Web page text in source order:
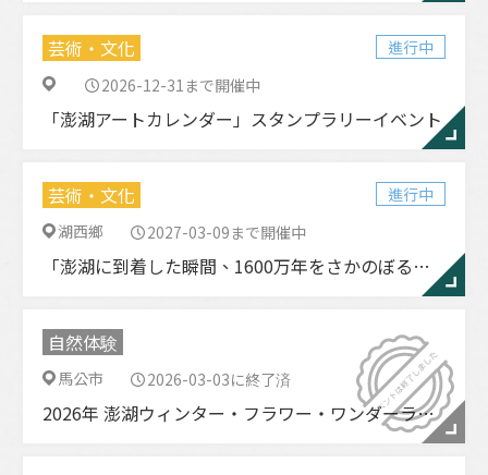
芸術・文化
進行中
2026-12-31まで開催中
「澎湖アートカレンダー」スタンプラリーイベント
芸術・文化
進行中
湖西鄉
2027-03-09まで開催中
「澎湖に到着した瞬間、1600万年をさかのぼる旅へ」— 潘氏澎湖ワニ化石レプリカ、澎湖空港で展示中
自然体験
馬公市 2026-03-03に終了済
2026年 澎湖ウィンター・フラワー・ワンダーランド